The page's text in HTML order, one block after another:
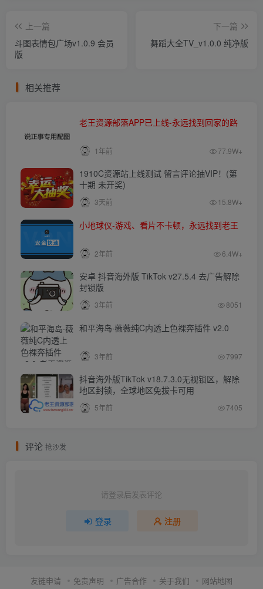
上一篇
斗图表情包广场v1.0.9 会员
版
下一篇
舞蹈大全TV_v1.0.0 纯净版
相关推荐
老王资源部落APP已上线-永远找到回家的路
1年前 77.9W+
1910C资源站上线测试 留言评论抽VIP！(第
十期 未开奖)
3天前 15.8W+
小地球仪-游戏、看片不卡顿，永远找到老王
2年前 6.4W+
安卓 抖音海外版 TikTok v27.5.4 去广告解除
封锁版
3年前 8051
和平海岛·薇薇纯C内透上色裸奔插件 v2.0
3年前 7997
抖音海外版TikTok v18.7.3.0无视锁区，解除
地区封锁，全球地区免拔卡可用
5年前 7405
评论 抢沙发
请登录后发表评论
登录 注册
友链申请 免责声明 广告合作 关于我们 网站地图